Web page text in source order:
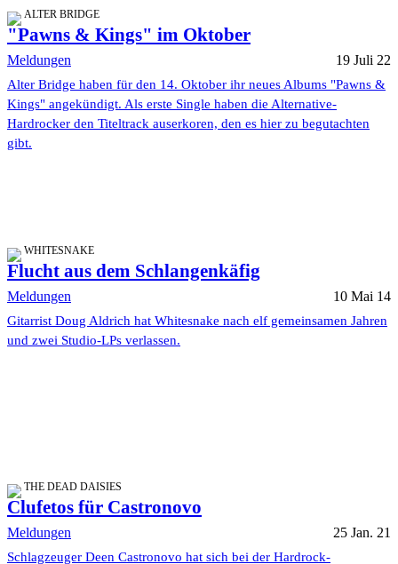
ALTER BRIDGE
"Pawns & Kings" im Oktober
Meldungen 19 Juli 22
Alter Bridge haben für den 14. Oktober ihr neues Albums "Pawns &
Kings" angekündigt. Als erste Single haben die Alternative-
Hardrocker den Titeltrack auserkoren, den es hier zu begutachten
gibt.
WHITESNAKE
Flucht aus dem Schlangenkäfig
Meldungen 10 Mai 14
Gitarrist Doug Aldrich hat Whitesnake nach elf gemeinsamen Jahren
und zwei Studio-LPs verlassen.
THE DEAD DAISIES
Clufetos für Castronovo
Meldungen 25 Jan. 21
Schlagzeuger Deen Castronovo hat sich bei der Hardrock-